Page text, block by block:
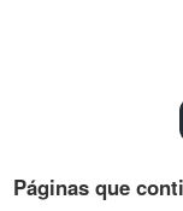
Páginas que